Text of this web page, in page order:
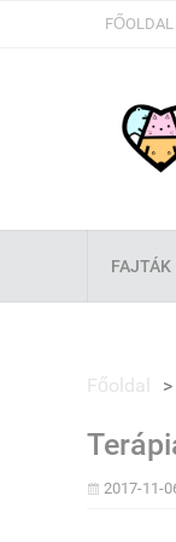
FŐOLDAL
FAJTÁK
Főoldal >
2017-11-